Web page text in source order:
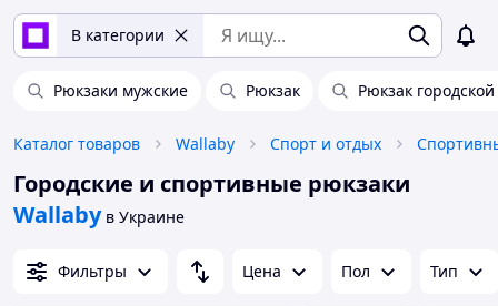
В категории
Рюкзаки мужские Рюкзак Рюкзак
Каталог товаров Wallaby Спорт и отдых
Городские и спортивные рюкзаки
Wallaby в Украине
Фильтры Цена Пол Тип